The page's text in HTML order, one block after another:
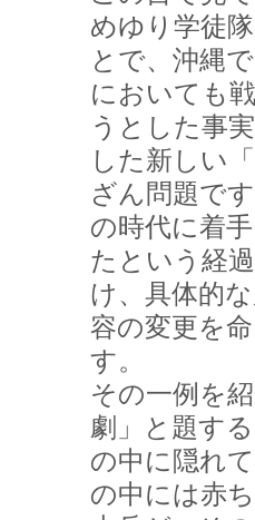
めゆり学徒
とで、沖縄
においても
うとした事
した新しい
ざん問題で
の時代に着
たという経
け、具体的
容の変更を
す。
その一例を
劇」と題す
の中に隠れ
の中には赤